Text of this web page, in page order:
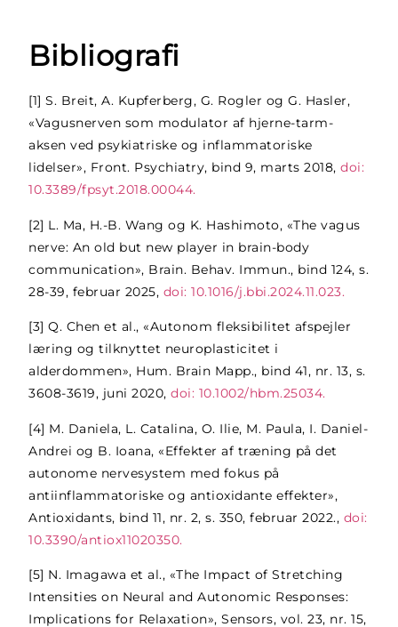
Bibliografi
[1] S. Breit, A. Kupferberg, G. Rogler og G. Hasler,
«Vagusnerven som modulator af hjerne-tarm-
aksen ved psykiatriske og inflammatoriske
lidelser», Front. Psychiatry, bind 9, marts 2018,doi:
10.3389/fpsyt.2018.00044.
[2] L. Ma, H.-B. Wang og K. Hashimoto, «The vagus
nerve: An old but new player in brain-body
communication», Brain. Behav. Immun., bind 124, s.
28-39, februar 2025, doi: 10.1016/j.bbi.2024.11.023.
[3] Q. Chen et al., «Autonom fleksibilitet afspejler
læring og tilknyttet neuroplasticitet i
alderdommen», Hum. Brain Mapp., bind 41, nr. 13, s.
3608-3619, juni 2020,doi: 10.1002/hbm.25034.
[4] M. Daniela, L. Catalina, O. Ilie, M. Paula, I. Daniel-
Andrei og B. Ioana, «Effekter af træning på det
autonome nervesystem med fokus på
antiinflammatoriske og antioxidante effekter»,
Antioxidants, bind 11, nr. 2, s. 350, februar 2022., doi:
10.3390/antiox11020350.
[5] N. Imagawa et al., «The Impact of Stretching
Intensities on Neural and Autonomic Responses:
Implications for Relaxation», Sensors, vol. 23, nr. 15,